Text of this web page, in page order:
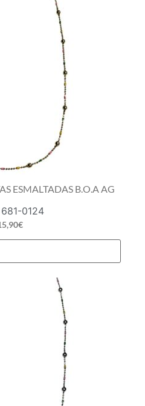
ESMALTADAS B.O.A AG
681-0124
€